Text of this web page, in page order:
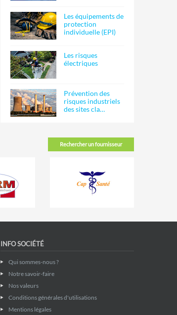
Les équipements de
protection
individuelle (EPI)
Les risques
électriques
Prévention des
risques industriels
des sites cla…
Rechercher un fournisseur
INFO SOCIÉTÉ
Qui sommes-nous ?
Notre savoir-faire
Nos valeurs
Conditions générales d'utilisations
Mentions légales